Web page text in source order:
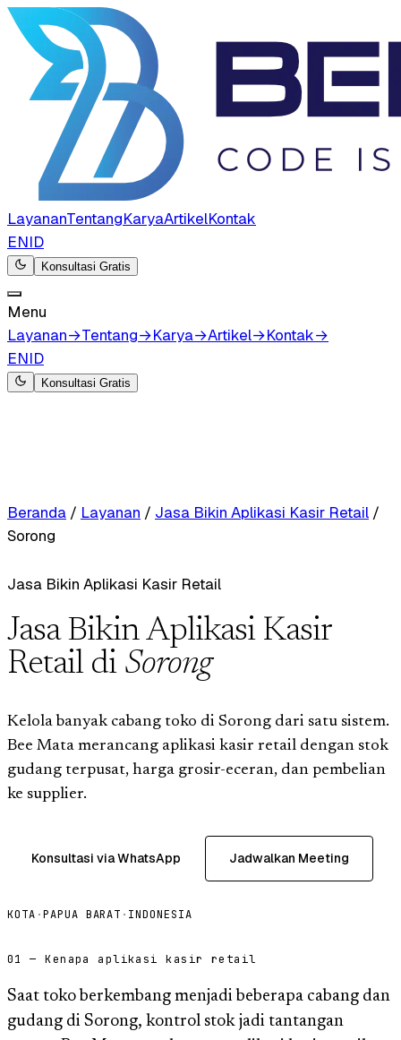
LayananTentangKaryaArtikelKontak
ENID
Konsultasi Gratis
Menu
Layanan→Tentang→Karya→Artikel→Kontak→
ENID
Konsultasi Gratis
Beranda / Layanan / Jasa Bikin Aplikasi Kasir Retail /
Sorong
Jasa Bikin Aplikasi Kasir Retail
Jasa Bikin Aplikasi Kasir
Retail di Sorong
Kelola banyak cabang toko di Sorong dari satu sistem.
Bee Mata merancang aplikasi kasir retail dengan stok
gudang terpusat, harga grosir-eceran, dan pembelian
ke supplier.
Konsultasi via WhatsApp Jadwalkan Meeting
KOTA ·PAPUA BARAT · INDONESIA
01 — Kenapa aplikasi kasir retail
Saat toko berkembang menjadi beberapa cabang dan
gudang di Sorong, kontrol stok jadi tantangan